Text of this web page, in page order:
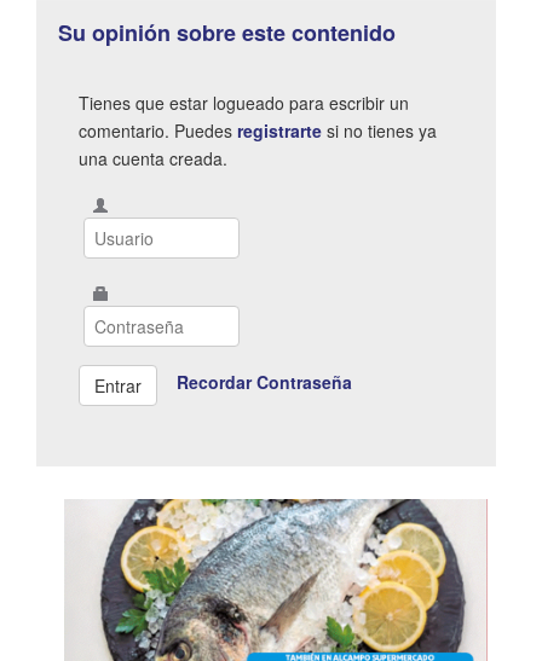
Su opinión sobre este contenido
Tienes que estar logueado para escribir un
comentario. Puedes registrarte si no tienes ya
una cuenta creada.
Recordar Contraseña